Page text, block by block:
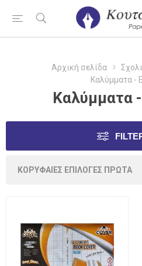
Αρχική σελίδα
Καλύμματα -
Καλύμματα